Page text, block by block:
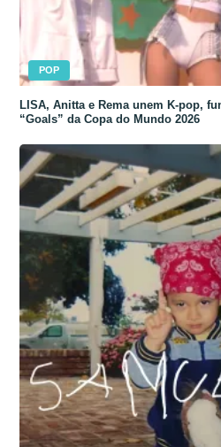
POP
LISA, Anitta e Rema unem K-pop,
“Goals” da Copa do Mundo 2026